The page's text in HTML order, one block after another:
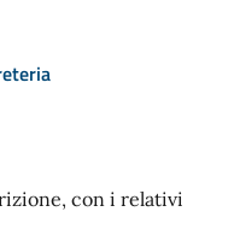
con i relativi